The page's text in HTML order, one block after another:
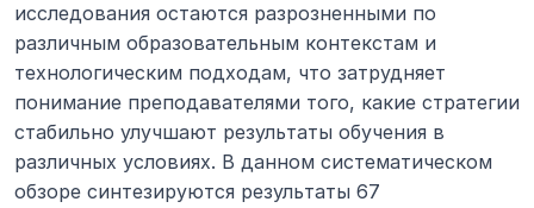
исследования остаются разрозненными по
различным образовательным контекстам и
технологическим подходам, что затрудняет
понимание преподавателями того, какие стратегии
стабильно улучшают результаты обучения в
различных условиях. В данном систематическом
обзоре синтезируются результаты 67